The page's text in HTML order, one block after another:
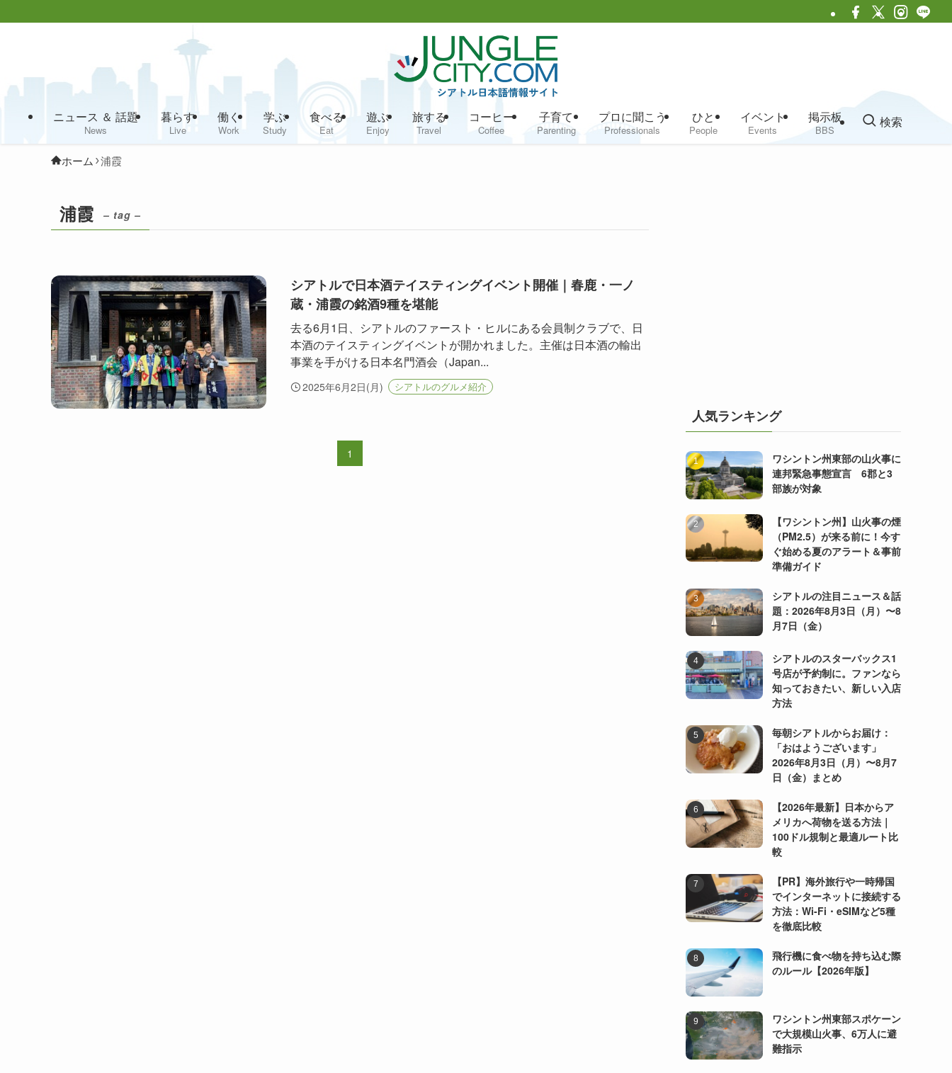
ニュース ＆ 話題
News
暮らす
Live
働く
Work
学ぶ
Study
食べる
Eat
遊ぶ
Enjoy
旅する
Travel
コーヒー
Coffee
子育て
Parenting
プロに聞こう
Professionals
ひと
People
イベント
Events
掲示板
BBS
検索
ホーム 浦霞
浦霞 – tag –
シアトルで日本酒テイスティングイベント開催｜春鹿・一ノ
蔵・浦霞の銘酒9種を堪能
去る6月1日、シアトルのファースト・ヒルにある会員制クラブで、日
本酒のテイスティングイベントが開かれました。主催は日本酒の輸出
事業を手がける日本名門酒会（Japan...
2025年6月2日(月) シアトルのグルメ紹介
1
人気ランキング
ワシントン州東部の山火事に
連邦緊急事態宣言 6郡と3
部族が対象
【ワシントン州】山火事の煙
（PM2.5）が来る前に！今す
ぐ始める夏のアラート＆事前
準備ガイド
シアトルの注目ニュース＆話
題：2026年8月3日（月）〜8
月7日（金）
シアトルのスターバックス1
号店が予約制に。ファンなら
知っておきたい、新しい入店
方法
毎朝シアトルからお届け：
「おはようございます」
2026年8月3日（月）〜8月7
日（金）まとめ
【2026年最新】日本からア
メリカへ荷物を送る方法｜
100ドル規制と最適ルート比
較
【PR】海外旅行や一時帰国
でインターネットに接続する
方法：Wi-Fi・eSIMなど5種
を徹底比較
飛行機に食べ物を持ち込む際
のルール【2026年版】
ワシントン州東部スポケーン
で大規模山火事、6万人に避
難指示